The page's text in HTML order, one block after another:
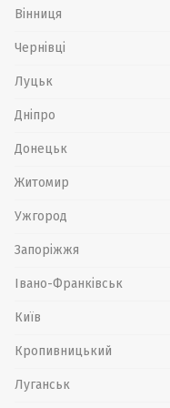
Вінниця
Чернівці
Луцьк
Дніпро
Донецьк
Житомир
Ужгород
Запоріжжя
Івано-Франківськ
Київ
Кропивницький
Луганськ